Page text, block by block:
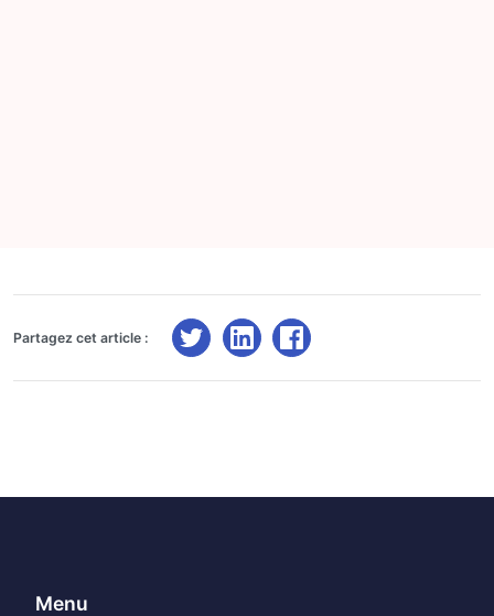
Partagez cet article :
Menu